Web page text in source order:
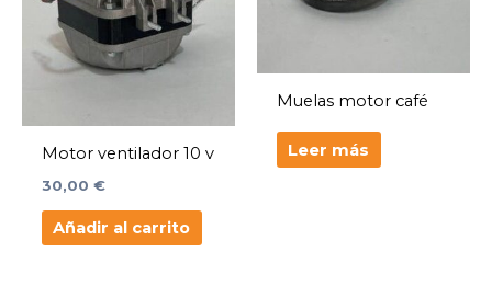
Motor ventilador 10 v
30,00 €
Añadir al carrito
Muelas motor café
Leer más